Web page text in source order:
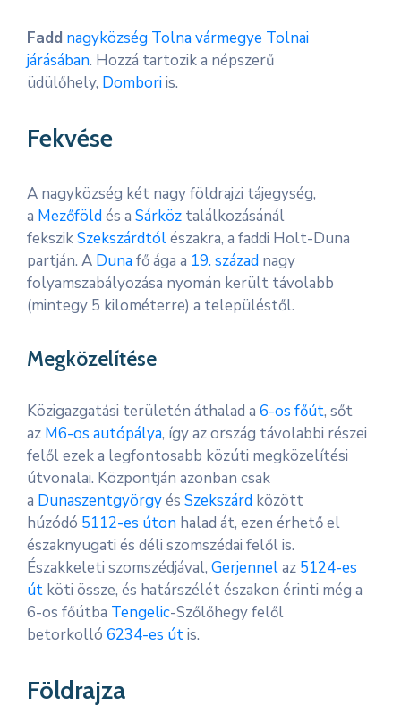
Fadd nagyközség Tolna vármegye Tolnai
járásában. Hozzá tartozik a népszerű
üdülőhely, Domboriis.
Fekvése
A nagyközség két nagy földrajzi tájegység,
a Mezőföldés a Sárköz találkozásánál
fekszikSzekszárdtólészakra, a faddi Holt-Duna
partján. A Dunafő ága a 19. század nagy
folyamszabályozása nyomán került távolabb
(mintegy 5 kilométerre) a településtől.
Megközelítése
Közigazgatási területén áthalad a 6-os főút, sőt
az M6-os autópálya, így az ország távolabbi részei
felől ezek a legfontosabb közúti megközelítési
útvonalai. Központján azonban csak
a Dunaszentgyörgyés Szekszárd között
húzódó 5112-es úton halad át, ezen érhető el
északnyugati és déli szomszédai felől is.
Északkeleti szomszédjával, Gerjennelaz 5124-es
út köti össze, és határszélét északon érinti még a
6-os főútba Tengelic-Szőlőhegy felől
betorkolló 6234-es útis.
Földrajza